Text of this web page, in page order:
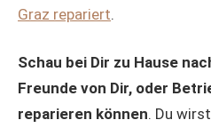
Graz repariert.
Schau bei Dir zu Hause
Freunde von Dir, oder
reparieren können. Du